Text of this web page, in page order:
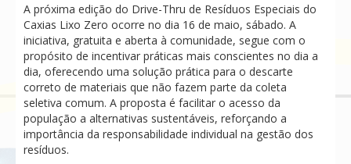
A próxima edição do Drive-Thru de Resíduos Especiais do
Caxias Lixo Zero ocorre no dia 16 de maio, sábado. A
iniciativa, gratuita e aberta à comunidade, segue com o
propósito de incentivar práticas mais conscientes no dia a
dia, oferecendo uma solução prática para o descarte
correto de materiais que não fazem parte da coleta
seletiva comum. A proposta é facilitar o acesso da
população a alternativas sustentáveis, reforçando a
importância da responsabilidade individual na gestão dos
resíduos.